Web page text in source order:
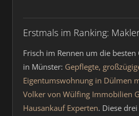
Erstmals im Ranking:
Frisch im Rennen um die
in Münster: Gepflegte,
Eigentumswohnung in Dülmen
Volker von Wülfing Immobilien
Hausankauf Experten. Diese